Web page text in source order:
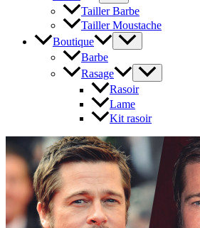
Tailler Barbe
Tailler Moustache
Boutique
Barbe
Rasage
Rasoir
Lame
Kit rasoir